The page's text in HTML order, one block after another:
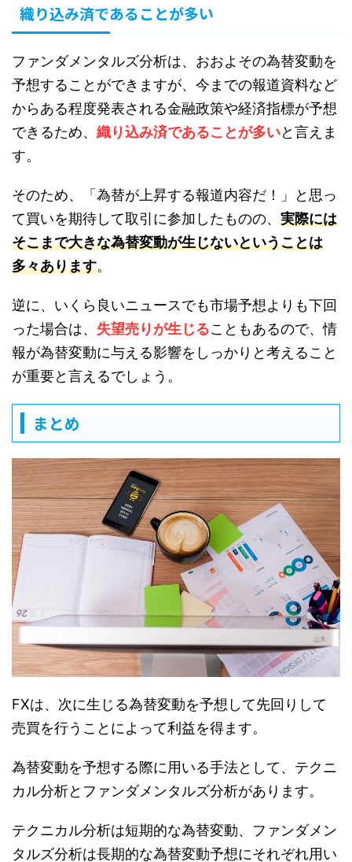
織り込み済であることが多い
ファンダメンタルズ分析は、おおよその為替変動を
予想することができますが、今までの報道資料など
からある程度発表される金融政策や経済指標が予想
できるため、 織り込み済であることが多いと言えま
す。
そのため、「為替が上昇する報道内容だ！」と思っ
て買いを期待して取引に参加したものの、 実際には
そこまで大きな為替変動が生じないということは
多々あります。
逆に、いくら良いニュースでも市場予想よりも下回
った場合は、 失望売りが生じることもあるので、情
報が為替変動に与える影響をしっかりと考えること
が重要と言えるでしょう。
まとめ
FXは、次に生じる為替変動を予想して先回りして
売買を行うことによって利益を得ます。
為替変動を予想する際に用いる手法として、テクニ
カル分析とファンダメンタルズ分析があります。
テクニカル分析は短期的な為替変動、ファンダメン
タルズ分析は長期的な為替変動予想にそれぞれ用い